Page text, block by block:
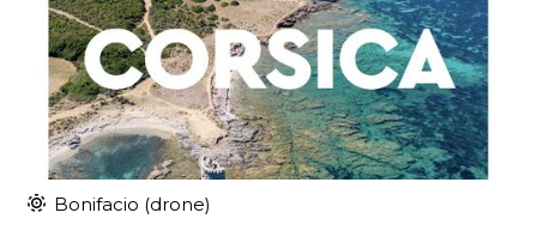
Bonifacio (drone)